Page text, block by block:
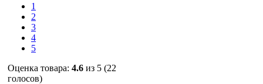
1
2
3
4
5
Оценка товара: 4.6 из 5 (22
голосов)